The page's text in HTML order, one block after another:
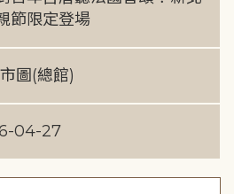
節限定登場
圖(總館)
04-27